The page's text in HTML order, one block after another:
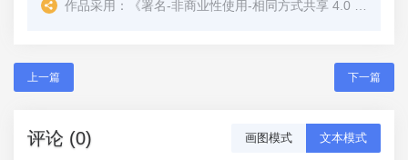
作品采用：
《署名-非商业性使用-相同方式共享 4.0 国际 (CC BY-NC-SA 4.0)
上一篇 下一篇
评论 (0) 画图模式 文本模式